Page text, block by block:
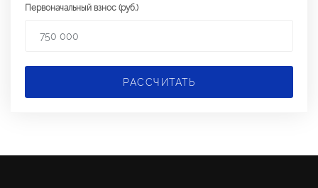
Первоначальный взнос (руб.)
РАССЧИТАТЬ